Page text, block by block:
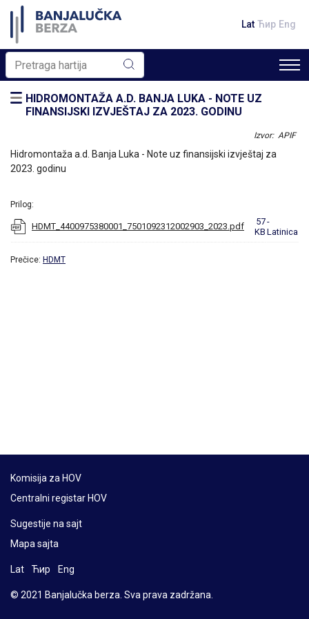
Lat Ћир Eng
HIDROMONTAŽA A.D. BANJA LUKA - NOTE UZ
FINANSIJSKI IZVJEŠTAJ ZA 2023. GODINU
Izvor: APIF
Hidromontaža a.d. Banja Luka - Note uz finansijski izvještaj za
2023. godinu
Prilog:
HDMT_4400975380001_7501092312002903_2023.pdf
57
KB
-
Latinica
Prečice: HDMT
Komisija za HOV
Centralni registar HOV
Sugestije na sajt
Mapa sajta
Lat Ћир Eng
© 2021 Banjalučka berza. Sva prava zadržana.